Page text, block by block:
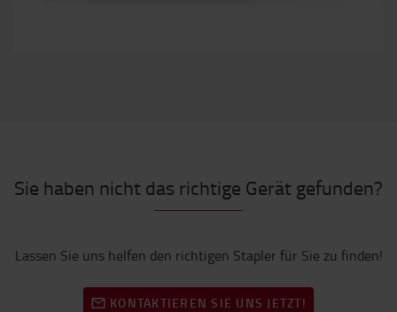
Sie haben nicht das richtige Gerät gefunden?
Lassen Sie uns helfen den richtigen Stapler für Sie zu finden!
KONTAKTIEREN SIE UNS JETZT!